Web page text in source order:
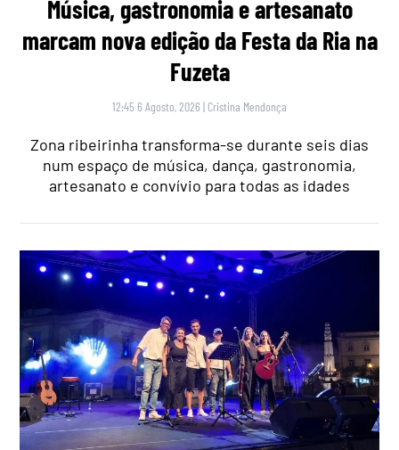
Música, gastronomia e artesanato
marcam nova edição da Festa da Ria na
Fuzeta
12:45 6 Agosto, 2026 | Cristina Mendonça
Zona ribeirinha transforma-se durante seis dias
num espaço de música, dança, gastronomia,
artesanato e convívio para todas as idades